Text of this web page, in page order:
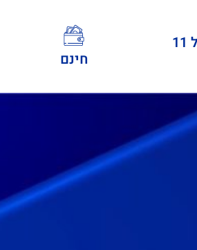
בזראר בכר (בצלאל 11
חינם